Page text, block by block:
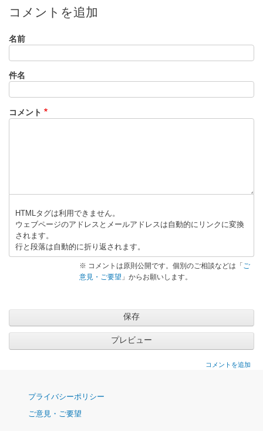
ク
信
コメントを追加
名前
件名
コメント
HTMLタグは利用できません。
ウェブページのアドレスとメールアドレスは自動的にリンクに変換
されます。
行と段落は自動的に折り返されます。
※ コメントは原則公開です。個別のご相談などは「 ご
意見・ご要望 」からお願いします。
コメントを追加
ナ
ゲ
プライバシーポリシー
ご意見・ご要望